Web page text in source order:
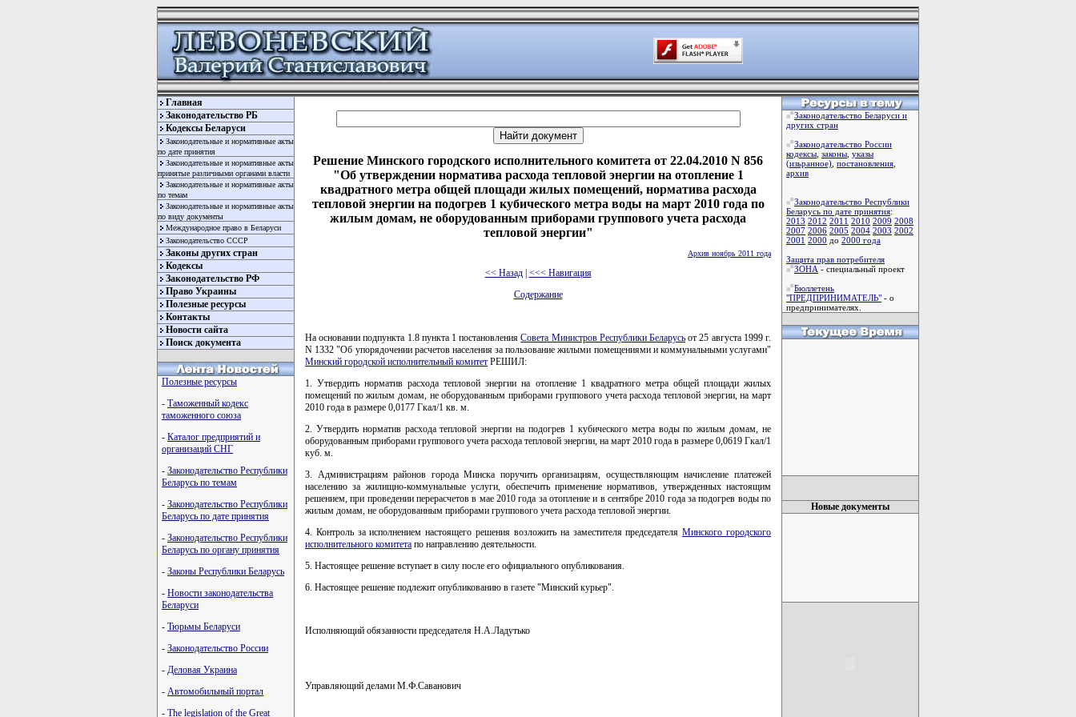
Главная
Законодательство РБ
Кодексы Беларуси
Законодательные и нормативные акты
по дате принятия
Законодательные и нормативные акты
принятые различными органами власти
Законодательные и нормативные акты
по темам
Законодательные и нормативные акты
по виду документы
Международное право в Беларуси
Законодательство СССР
Законы других стран
Кодексы
Законодательство РФ
Право Украины
Полезные ресурсы
Контакты
Новости сайта
Поиск документа
Полезные ресурсы
- Таможенный кодекс
таможенного союза
- Каталог предприятий и
организаций СНГ
- Законодательство Республики
Беларусь по темам
- Законодательство Республики
Беларусь по дате принятия
- Законодательство Республики
Беларусь по органу принятия
- Законы Республики Беларусь
- Новости законодательства
Беларуси
- Тюрьмы Беларуси
- Законодательство России
- Деловая Украина
- Автомобильный портал
- The legislation of the Great
Решение Минского городского исполнительного комитета от 22.04.2010 N 856
"Об утверждении норматива расхода тепловой энергии на отопление 1
квадратного метра общей площади жилых помещений, норматива расхода
тепловой энергии на подогрев 1 кубического метра воды на март 2010 года по
жилым домам, не оборудованным приборами группового учета расхода
тепловой энергии"
Архив ноябрь 2011 года
<< Назад| <<< Навигация
Содержание
На основании подпункта 1.8 пункта 1 постановленияСовета Министров Республики Беларусь от 25 августа 1999 г.
N 1332 "Об упорядочении расчетов населения за пользование жилыми помещениями и коммунальными услугами"
Минский городской исполнительный комитет РЕШИЛ:
1. Утвердить норматив расхода тепловой энергии на отопление 1 квадратного метра общей площади жилых
помещений по жилым домам, не оборудованным приборами группового учета расхода тепловой энергии, на март
2010 года в размере 0,0177 Гкал/1 кв. м.
2. Утвердить норматив расхода тепловой энергии на подогрев 1 кубического метра воды по жилым домам, не
оборудованным приборами группового учета расхода тепловой энергии, на март 2010 года в размере 0,0619 Гкал/1
куб. м.
3. Администрациям районов города Минска поручить организациям, осуществляющим начисление платежей
населению за жилищно-коммунальные услуги, обеспечить применение нормативов, утвержденных настоящим
решением, при проведении перерасчетов в мае 2010 года за отопление и в сентябре 2010 года за подогрев воды по
жилым домам, не оборудованным приборами группового учета расхода тепловой энергии.
4. Контроль за исполнением настоящего решения возложить на заместителя председателяМинского городского
исполнительного комитета по направлению деятельности.
5. Настоящее решение вступает в силу после его официального опубликования.
6. Настоящее решение подлежит опубликованию в газете "Минский курьер".
Исполняющий обязанности председателя Н.А.Ладутько
Управляющий делами М.Ф.Саванович
Законодательство Беларуси и
других стран
Законодательство России
кодексы законы указы
(изьранное) постановления
архив
Законодательство Республики
Беларусь по дате принятия:
2013 2012 2011 2010 2009 2008
2007 2006 2005 2004 2003 2002
2001 2000 до 2000 года
Защита прав потребителя
ЗОНА - специальный проект
Бюллетень
"ПРЕДПРИНИМАТЕЛЬ" - о
предпринимателях.
Новые документы